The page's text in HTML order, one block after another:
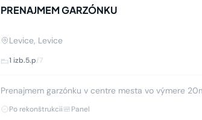
PRENAJMEM GARZÓNKU
Levice, Levice
1 izb.5.p/7
Prenajmem garzónku v centre mesta vo výmere
Po rekonštrukcii Panel